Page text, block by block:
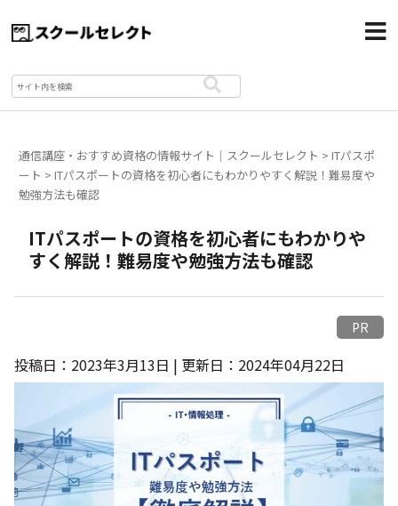
通信講座・おすすめ資格の情報サイト｜スクールセレクト >ITパスポ
ート >ITパスポートの資格を初心者にもわかりやすく解説！難易度や
勉強方法も確認
ITパスポートの資格を初心者にもわかりや
すく解説！難易度や勉強方法も確認
PR
投稿日：2023年3月13日 | 更新日：2024年04月22日